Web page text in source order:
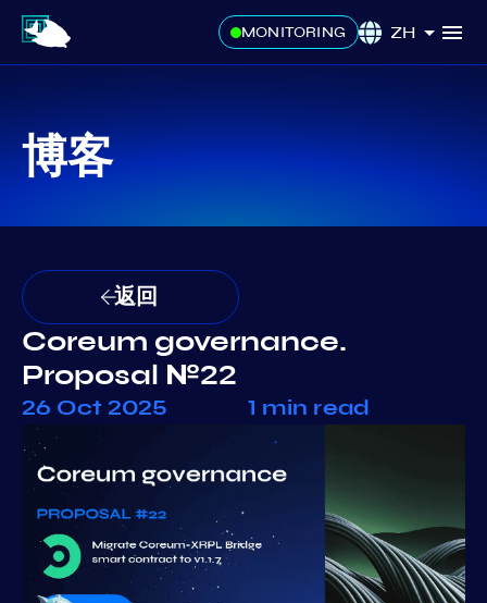
MONITORING ZH
博客
返回
Coreum governance.
Proposal №22
26 Oct 2025 1 min read